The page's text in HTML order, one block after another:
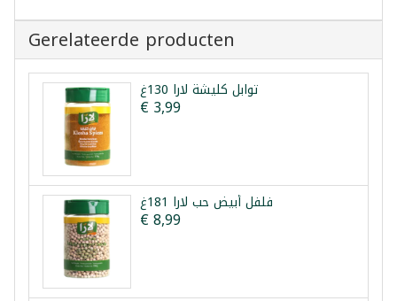
Gerelateerde producten
توابل كليشة لارا 130غ
€ 3,99
فلفل أبيض حب لارا 181غ
€ 8,99